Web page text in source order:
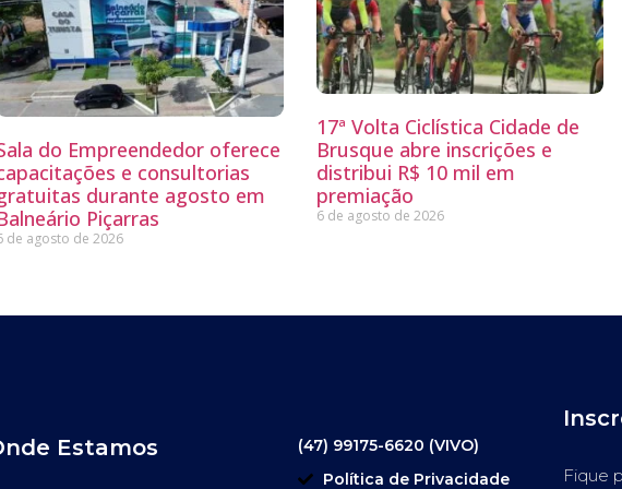
do Empreendedor oferece
e consultorias
durante agosto em
Piçarras
de agosto de 2026
17ª Volta Ciclística Cidade de
Brusque abre inscrições e
distribui R$ 10 mil em
premiação
6 de agosto de 2026
Estamos
(47) 99175-6620 (VIVO)
Política de Privacidade
Fique